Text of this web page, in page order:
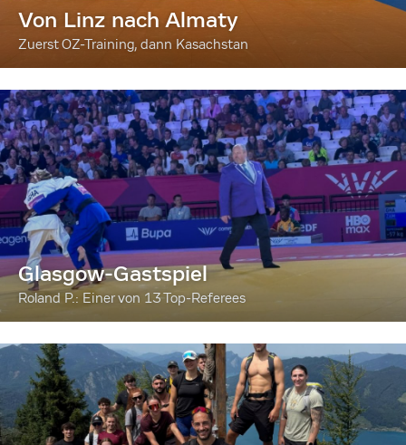
Von Linz nach Almaty
Zuerst OZ-Training, dann Kasachstan
Glasgow-Gastspiel
Roland P.: Einer von 13 Top-Referees